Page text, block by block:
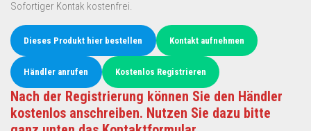
Sofortiger Kontak kostenfrei.
Dieses Produkt hier bestellen Kontakt aufnehmen
Händler anrufen Kostenlos Registrieren
Nach der Registrierung können Sie den Händler
kostenlos anschreiben. Nutzen Sie dazu bitte